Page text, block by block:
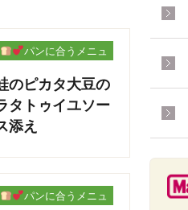
パンに合うメニュ
のピカタ大豆の
タトゥイユソー
添え
パンに合うメニュ